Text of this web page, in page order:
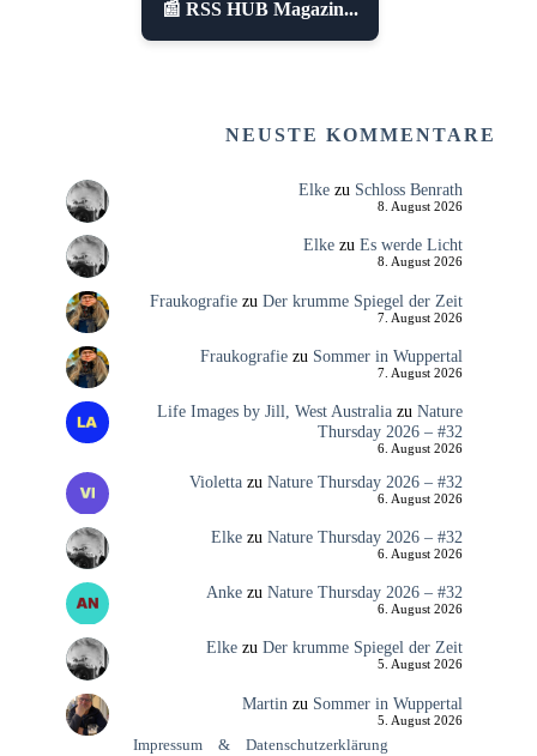
📰 RSS HUB Magazin...
NEUSTE KOMMENTARE
Elkezu Schloss Benrath
8. August 2026
Elkezu Es werde Licht
8. August 2026
Fraukografiezu Der krumme Spiegel der Zeit
7. August 2026
Fraukografiezu Sommer in Wuppertal
7. August 2026
Life Images by Jill, West Australiazu Nature
Thursday 2026 – #32
6. August 2026
Violettazu Nature Thursday 2026 – #32
6. August 2026
Elkezu Nature Thursday 2026 – #32
6. August 2026
Ankezu Nature Thursday 2026 – #32
6. August 2026
Elkezu Der krumme Spiegel der Zeit
5. August 2026
Martin zu Sommer in Wuppertal
5. August 2026
Impressum & Datenschutzerklärung